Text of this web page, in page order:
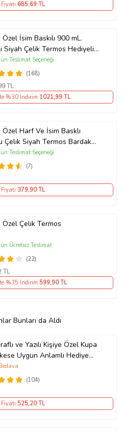
685,69 TL
İsim Baskılı 900 mL.
Siyah Çelik Termos Hediyelik
(168)
Teslimat Seçeneği
TL
%30 İndirim 1021,99 TL
Özel Harf Ve İsim Basklı
Çelik Siyah Termos Bardak
(7)
Teslimat Seçeneği
379,90 TL
Özel Çelik Termos
(22)
Ücretsiz Teslimat
TL
%35 İndirim 599,90 TL
Bunları da Aldı
ve Yazılı Kişiye Özel Kupa
Uygun Anlamlı Hediye
Baskılı Kupa (Beyaz)
(104)
525,20 TL